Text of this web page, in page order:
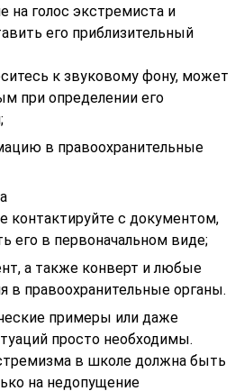
на голос экстремиста и
его приблизительный
к звуковому фону, может
при определении его
в правоохранительные
с документом,
его в первоначальном виде;
а также конверт и любые
в правоохранительные органы.
примеры или даже
просто необходимы.
в школе должна быть
на недопущение